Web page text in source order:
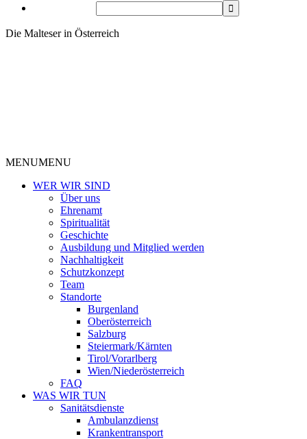
Die Malteser in Österreich
MENUMENU
WER WIR SIND
Über uns
Ehrenamt
Spiritualität
Geschichte
Ausbildung und Mitglied werden
Nachhaltigkeit
Schutzkonzept
Team
Standorte
Burgenland
Oberösterreich
Salzburg
Steiermark/Kärnten
Tirol/Vorarlberg
Wien/Niederösterreich
FAQ
WAS WIR TUN
Sanitätsdienste
Ambulanzdienst
Krankentransport